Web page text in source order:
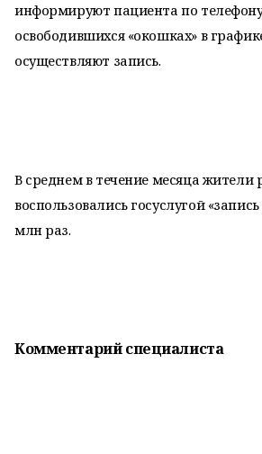
информируют пациента по
освободившихся «окошках» в
осуществляют запись.
В среднем в течение месяца жители
воспользовались госуслугой
млн раз.
Комментарий специалиста